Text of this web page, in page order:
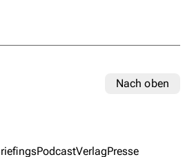
Nach oben
PodcastVerlagPresse